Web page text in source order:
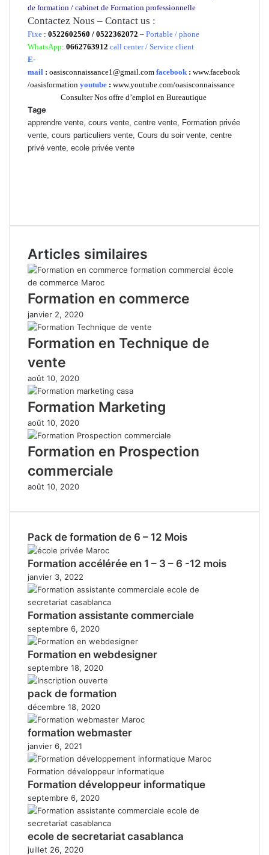
de formation / cabinet de Formation professionnelle
Contactez Nous – Contact us :
Fixe : 0522602560 / 0522362072 – Portable / phone
WhatsApp: 0662763912 call center / Service client
E-
mail : oasisconnaissance1@gmail.com facebook : www.facebook
/oasisformation youtube : www.youtube.com/oasisconnaissance
Consulter Nos offre d’emploi en Bureautique
Tage
apprendre vente, cours vente, centre vente, Formation privée
vente, cours particuliers vente, Cours du soir vente, centre
privé vente, ecole privée vente
Articles similaires
Formation en commerce
janvier 2, 2020
Formation en Technique de
vente
août 10, 2020
Formation Marketing
août 10, 2020
Formation en Prospection
commerciale
août 10, 2020
Pack de formation de 6 – 12 Mois
Formation accélérée en 1 – 3 – 6 -12 mois
janvier 3, 2022
Formation assistante commerciale
septembre 6, 2020
Formation en webdesigner
septembre 18, 2020
pack de formation
décembre 18, 2020
formation webmaster
janvier 6, 2021
Formation développeur informatique
septembre 6, 2020
ecole de secretariat casablanca
juillet 26, 2020